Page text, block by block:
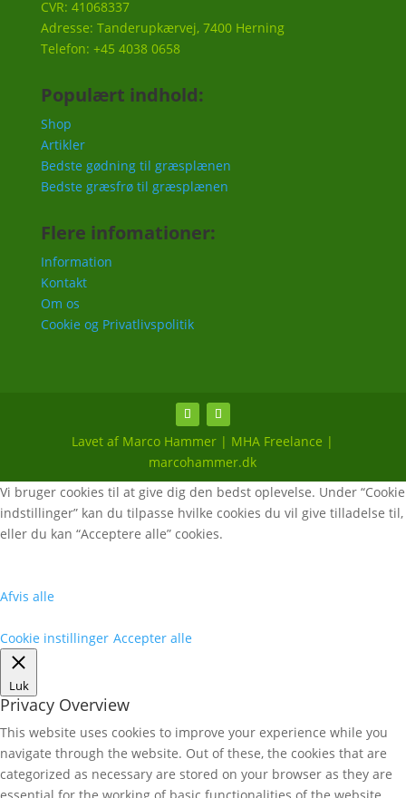
CVR: 41068337
Adresse: Tanderupkærvej, 7400 Herning
Telefon: +45 4038 0658
Populært indhold:
Shop
Artikler
Bedste gødning til græsplænen
Bedste græsfrø til græsplænen
Flere infomationer:
Information
Kontakt
Om os
Cookie og Privatlivspolitik
Lavet af Marco Hammer | MHA Freelance |
marcohammer.dk
Vi bruger cookies til at give dig den bedst oplevelse. Under “Cookie
indstillinger” kan du tilpasse hvilke cookies du vil give tilladelse til,
eller du kan “Acceptere alle” cookies.
Afvis alle
Cookie instillinger Accepter alle
Luk
Privacy Overview
This website uses cookies to improve your experience while you
navigate through the website. Out of these, the cookies that are
categorized as necessary are stored on your browser as they are